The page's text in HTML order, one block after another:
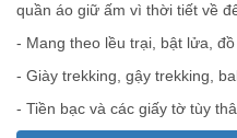
quần áo giữ ấm vì thời tiết về
- Mang theo lều trại, bật lửa,
- Giày trekking, gậy trekking,
- Tiền bạc và các giấy tờ tùy